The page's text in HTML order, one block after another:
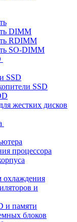
DIMM
RDIMM
SO-DIMM
SSD
SSD
жестких дисков
процессора
охлаждения
и
и памяти
блоков